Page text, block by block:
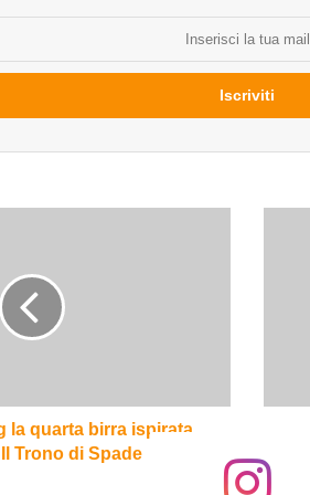
la quarta birra ispirata
Trono di Spade
Sierra